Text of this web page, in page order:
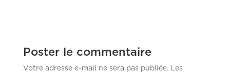
Poster le commentaire
Votre adresse e-mail ne sera pas publiée.
Les